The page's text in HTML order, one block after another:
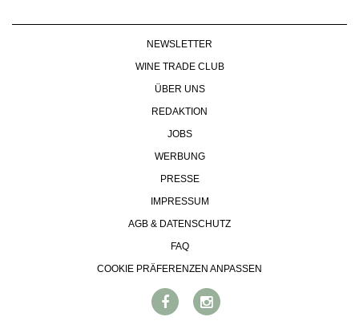
NEWSLETTER
WINE TRADE CLUB
ÜBER UNS
REDAKTION
JOBS
WERBUNG
PRESSE
IMPRESSUM
AGB & DATENSCHUTZ
FAQ
COOKIE PRÄFERENZEN ANPASSEN